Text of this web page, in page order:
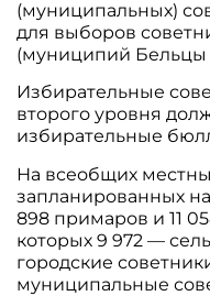
(муниципальных)
для выборов
(муниципий
Избирательные
второго уровня
избирательные
На всеобщих
запланированных
898 примаров и 11
которых 9 972 —
городские
муниципальные